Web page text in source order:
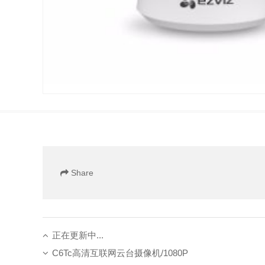
Share
正在更新中...
C6Tc高清互联网云台摄像机/1080P